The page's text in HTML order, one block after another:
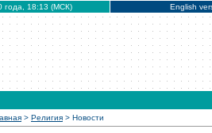
года, 18:13 (МСК) English
> Религия > Новости